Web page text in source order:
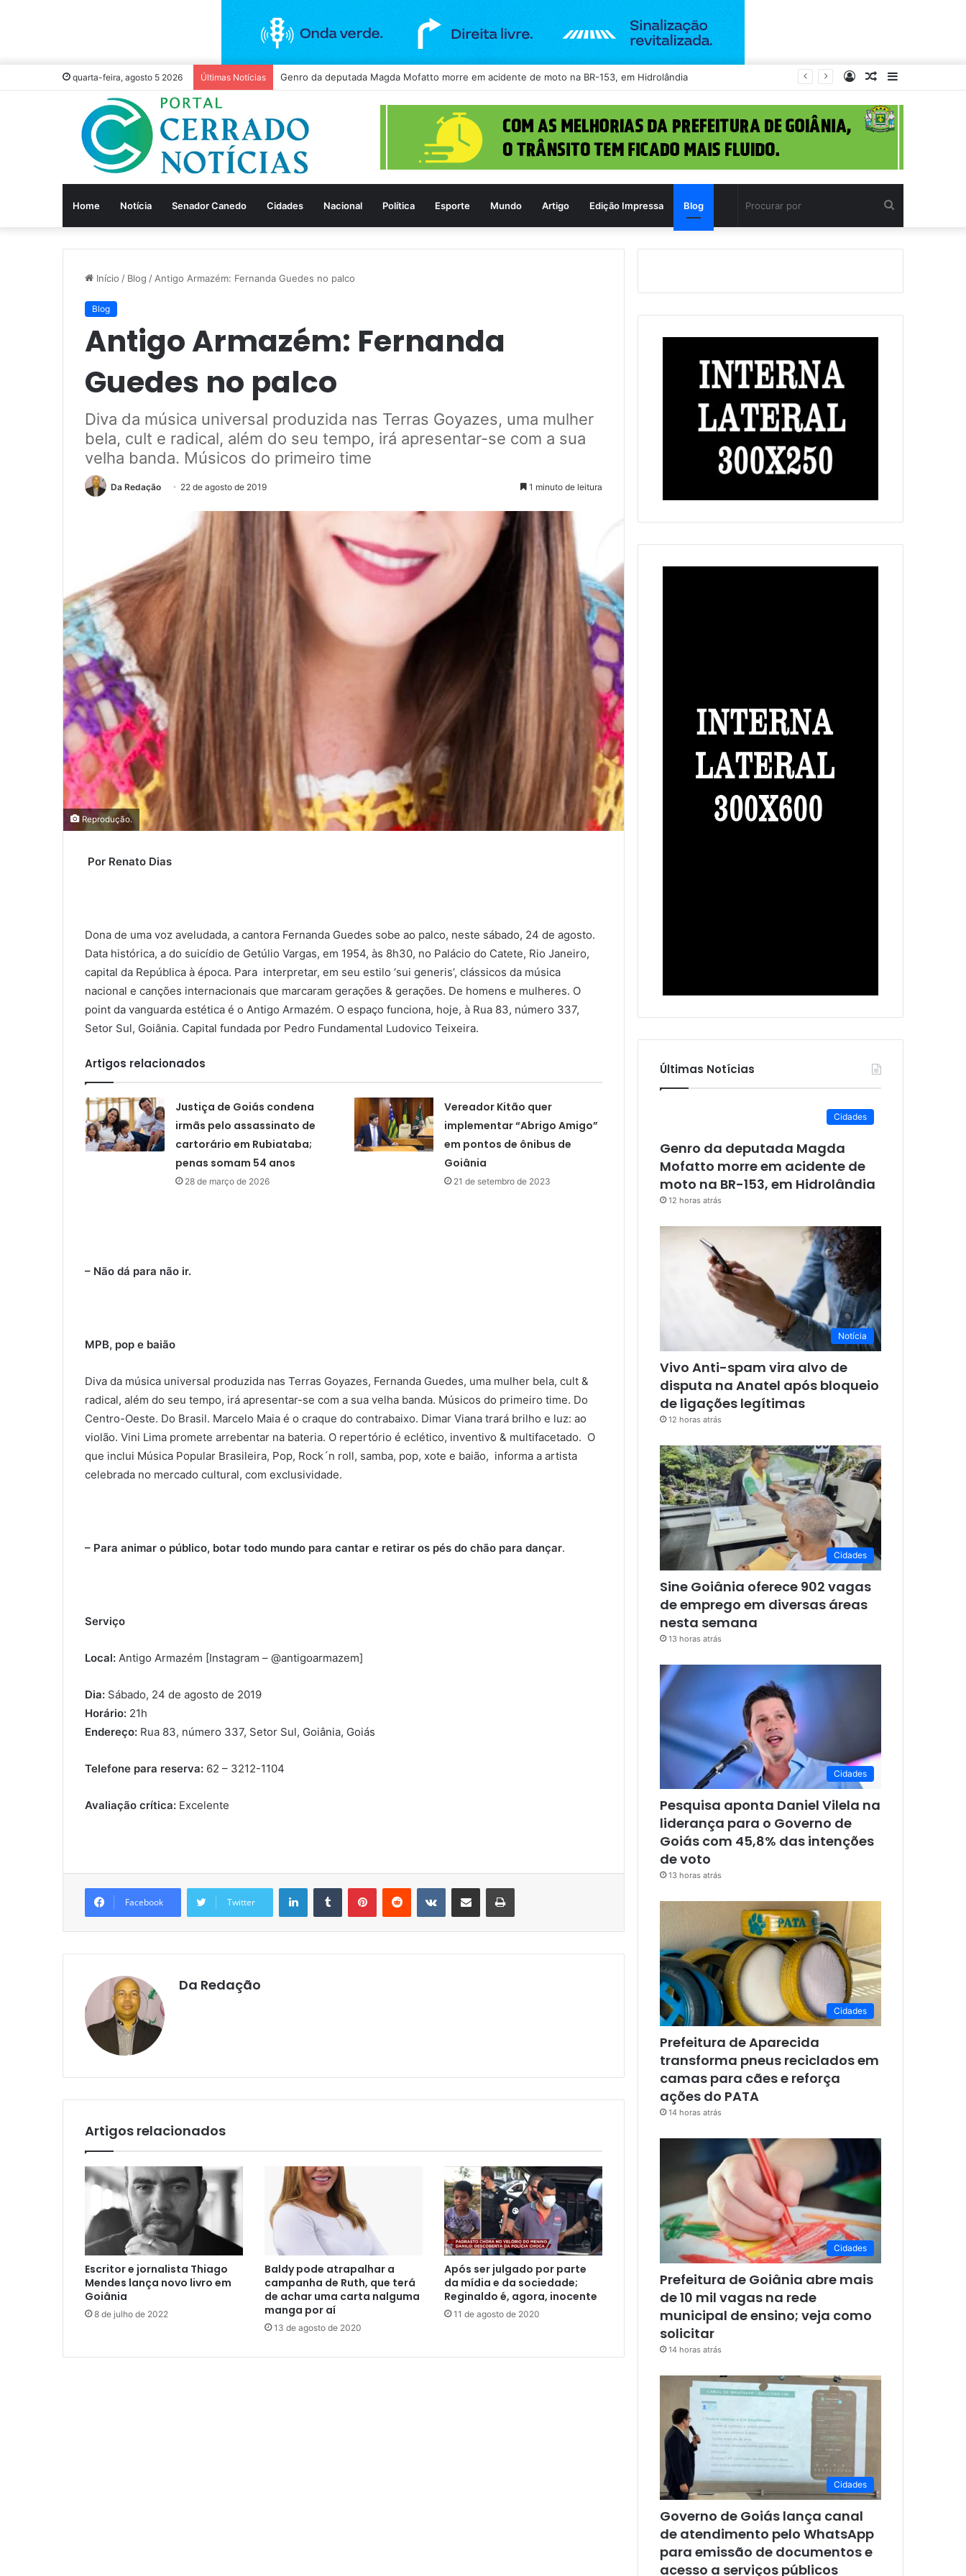
quarta-feira, agosto 5 2026 Últimas Notícias Vivo Anti-spam vira alvo de disputa na Anatel após bloqueio de ligações legítimas
Barra
Lateral
Artigo
aleatório
Entrar
Home Notícia Senador Canedo Cidades Nacional Política Esporte Mundo Artigo Edição Impressa Blog
por
Início / Blog / Antigo Armazém: Fernanda Guedes no palco
Blog
Antigo Armazém: Fernanda
Guedes no palco
Diva da música universal produzida nas Terras Goyazes, uma mulher
bela, cult e radical, além do seu tempo, irá apresentar-se com a sua
velha banda. Músicos do primeiro time
Da Redação 22 de agosto de 2019 1 minuto de leitura
Reprodução.
Por Renato Dias
Dona de uma voz aveludada, a cantora Fernanda Guedes sobe ao palco, neste sábado, 24 de agosto.
Data histórica, a do suicídio de Getúlio Vargas, em 1954, às 8h30, no Palácio do Catete, Rio Janeiro,
capital da República à época. Para interpretar, em seu estilo ‘sui generis’, clássicos da música
nacional e canções internacionais que marcaram gerações & gerações. De homens e mulheres. O
point da vanguarda estética é o Antigo Armazém. O espaço funciona, hoje, à Rua 83, número 337,
Setor Sul, Goiânia. Capital fundada por Pedro Fundamental Ludovico Teixeira.
Artigos relacionados
Justiça de Goiás condena
irmãs pelo assassinato de
cartorário em Rubiataba;
penas somam 54 anos
28 de março de 2026
Vereador Kitão quer
implementar “Abrigo Amigo”
em pontos de ônibus de
Goiânia
21 de setembro de 2023
– Não dá para não ir.
MPB, pop e baião
Diva da música universal produzida nas Terras Goyazes, Fernanda Guedes, uma mulher bela, cult &
radical, além do seu tempo, irá apresentar-se com a sua velha banda. Músicos do primeiro time. Do
Centro-Oeste. Do Brasil. Marcelo Maia é o craque do contrabaixo. Dimar Viana trará brilho e luz: ao
violão. Vini Lima promete arrebentar na bateria. O repertório é eclético, inventivo & multifacetado. O
que inclui Música Popular Brasileira, Pop, Rock´n roll, samba, pop, xote e baião, informa a artista
celebrada no mercado cultural, com exclusividade.
– Para animar o público, botar todo mundo para cantar e retirar os pés do chão para dançar.
Serviço
Local: Antigo Armazém [Instagram – @antigoarmazem]
Dia: Sábado, 24 de agosto de 2019
Horário: 21h
Endereço: Rua 83, número 337, Setor Sul, Goiânia, Goiás
Telefone para reserva: 62 – 3212-1104
Avaliação crítica: Excelente
Facebook Twitter
LinkedinTumblr PinterestReddit VK Compartilhar via e-mail Imprimir
Da Redação
Artigos relacionados
Escritor e jornalista Thiago
Mendes lança novo livro em
Goiânia
8 de julho de 2022
Baldy pode atrapalhar a
campanha de Ruth, que terá
de achar uma carta nalguma
manga por aí
13 de agosto de 2020
Após ser julgado por parte
da mídia e da sociedade;
Reginaldo é, agora, inocente
11 de agosto de 2020
Últimas Notícias
Cidades
Genro da deputada Magda
Mofatto morre em acidente de
moto na BR-153, em Hidrolândia
12 horas atrás
Notícia
Vivo Anti-spam vira alvo de
disputa na Anatel após bloqueio
de ligações legítimas
12 horas atrás
Cidades
Sine Goiânia oferece 902 vagas
de emprego em diversas áreas
nesta semana
13 horas atrás
Cidades
Pesquisa aponta Daniel Vilela na
liderança para o Governo de
Goiás com 45,8% das intenções
de voto
13 horas atrás
Cidades
Prefeitura de Aparecida
transforma pneus reciclados em
camas para cães e reforça
ações do PATA
14 horas atrás
Cidades
Prefeitura de Goiânia abre mais
de 10 mil vagas na rede
municipal de ensino; veja como
solicitar
14 horas atrás
Cidades
Governo de Goiás lança canal
de atendimento pelo WhatsApp
para emissão de documentos e
acesso a serviços públicos